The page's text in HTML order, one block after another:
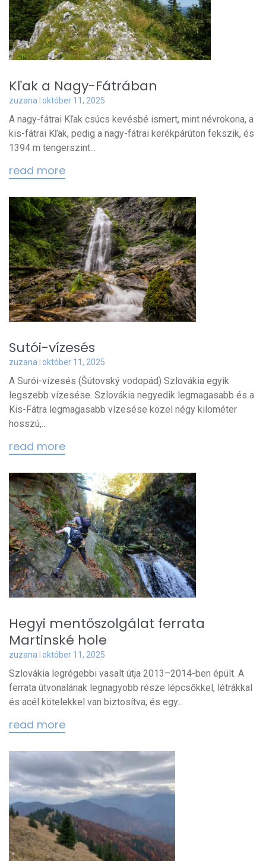
Kľak a Nagy-Fátrában
zuzana október 11, 2025
A nagy-fátrai Kľak csúcs kevésbé ismert, mint névrokona, a
kis-fátrai Kľak, pedig a nagy-fátrai kerékpárúton fekszik, és
1394 m tengerszint...
read more
Sutói-vízesés
zuzana október 11, 2025
A Surói-vízesés (Šútovský vodopád) Szlovákia egyik
legszebb vízesése. Szlovákia negyedik legmagasabb és a
Kis-Fátra legmagasabb vízesése közel négy kilométer
hosszú,...
read more
Hegyi mentőszolgálat ferrata
Martinské hole
zuzana október 11, 2025
Szlovákia legrégebbi vasalt útja 2013–2014-ben épült. A
ferrata útvonalának legnagyobb része lépcsőkkel, létrákkal
és acél kötelekkel van biztosítva, és egy...
read more